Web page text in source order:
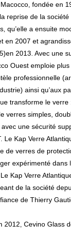
Macocco, fondée en
reprise de la
qu’elle a ensuite
en 2007 et
2013. Avec une
Ouest emploie
professionnelle
ainsi qu’aux
transforme le
verres simples,
une sécurité
Le Kap Verre
de verres de
expérimenté dans
Kap Verre
de la société
de Thierry
2012, Cevino Glass